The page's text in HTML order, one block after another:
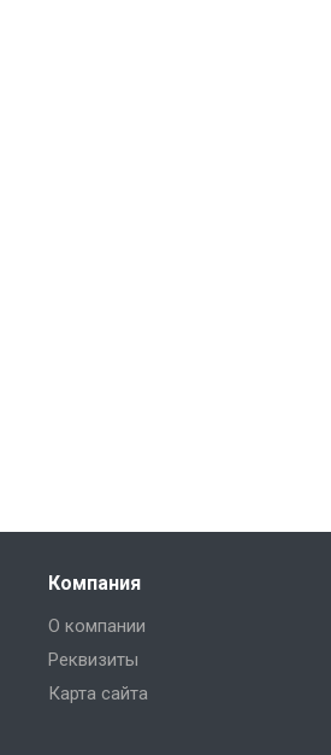
Компания
О компании
Реквизиты
Карта сайта